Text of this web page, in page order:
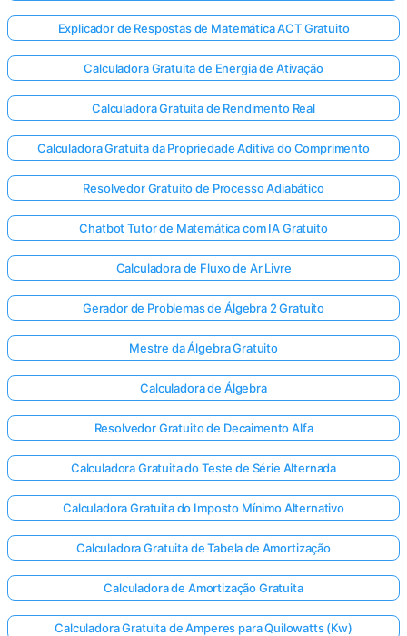
não
sua
Explicador de Respostas de Matemática ACT Gratuito
Calculadora Gratuita de Energia de Ativação
Calculadora Gratuita de Rendimento Real
Calculadora Gratuita da Propriedade Aditiva do Comprimento
Resolvedor Gratuito de Processo Adiabático
Chatbot Tutor de Matemática com IA Gratuito
Calculadora de Fluxo de Ar Livre
Gerador de Problemas de Álgebra 2 Gratuito
Mestre da Álgebra Gratuito
Calculadora de Álgebra
Resolvedor Gratuito de Decaimento Alfa
Calculadora Gratuita do Teste de Série Alternada
Calculadora Gratuita do Imposto Mínimo Alternativo
Calculadora Gratuita de Tabela de Amortização
Calculadora de Amortização Gratuita
Calculadora Gratuita de Amperes para Quilowatts (Kw)